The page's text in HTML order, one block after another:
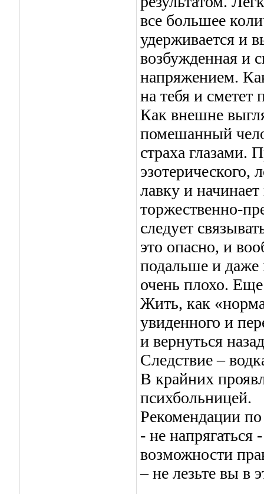
все большее
удерживается и
возбужденная и
напряжением.
на тебя и сметет
Как внешне
помешанный
страха глазами.
эзотерического,
лавку и
торжественно-
следует
это опасно, и
подальше и даже
очень плохо.
Жить, как
увиденного и
и вернуться
Следствие –
В крайних
психбольницей.
Рекомендации
- не напрягаться
возможности
– не лезьте вы в